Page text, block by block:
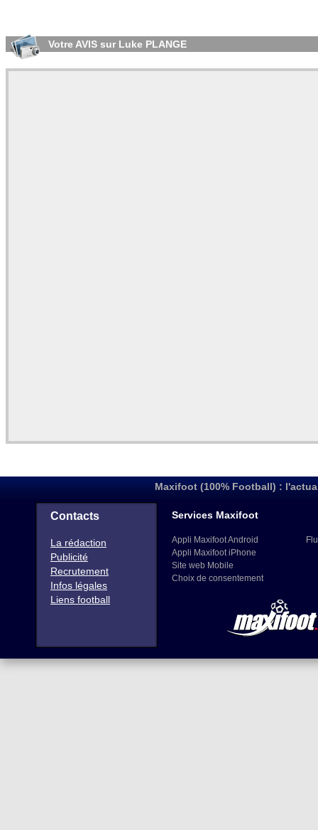
Votre AVIS sur Luke PLANGE
Maxifoot (100% Football) :
Contacts
La rédaction
Publicité
Recrutement
Infos légales
Liens football
Services Maxifoot
Appli Maxifoot Android
Appli Maxifoot iPhone
Site web Mobile
Choix de consentement